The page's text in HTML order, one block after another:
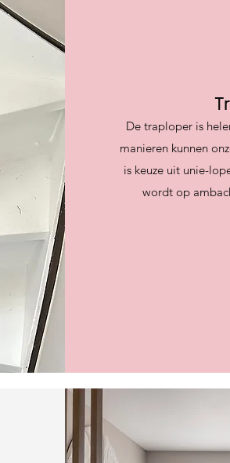
De traploper is
manieren kunnen
is keuze uit unie-
wordt op